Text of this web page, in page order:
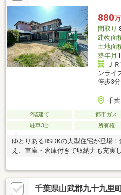
880
間取り
建物面
土地面
築年月
Ｊ
ンライ
停歩3分
千
2階建て 都市ガス
駐車3台
所有権
ゆとりある8SDKの大型住宅が登場
え、車庫・倉庫付きで収納力も充実
お正月には歩いて初日の出が見るこ
に使用されており、築年数を感じさ
和室や広々とした居室は、ご家族で
利用にもおすすめです。九十九里有
千葉県山武郡九十九里